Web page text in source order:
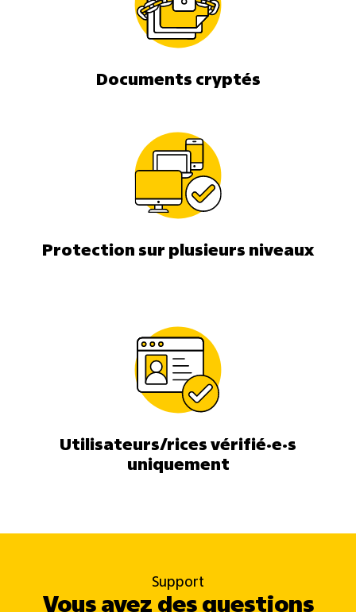
Documents cryptés
Protection sur plusieurs niveaux
Utilisateurs/rices vérifié·e·s
uniquement
Support
Vous avez des questions